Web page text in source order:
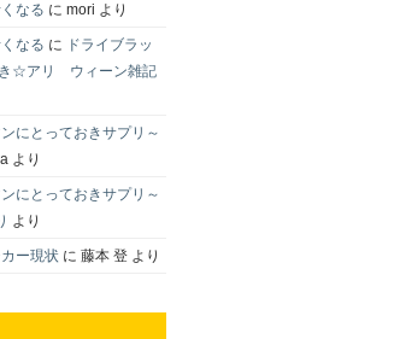
なる に mori より
なる に ドライブラッ
き☆アリ ウィーン雑記
にとっておきサプリ～
より
にとっておきサプリ～
より
ー現状 に 藤本 登 より